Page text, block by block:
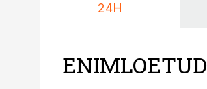
24H
ENIMLOETUD